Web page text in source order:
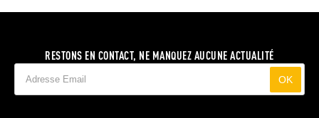
RESTONS EN CONTACT, NE MANQUEZ AUCUNE ACTUALITÉ
OK